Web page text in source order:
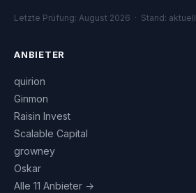
Letzte Prüfung: August 2026 · Stand: aktuell
ANBIETER
quirion
Ginmon
Raisin Invest
Scalable Capital
growney
Oskar
Alle 11 Anbieter →